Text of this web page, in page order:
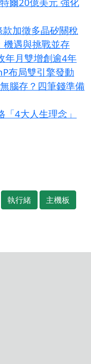
款加徵多晶矽關稅
機遇與挑戰並存
年月雙增創逾4年
布局雙引擎發動
腦存？四筆錢準備
「4大人生理念」
執行緒
主機板